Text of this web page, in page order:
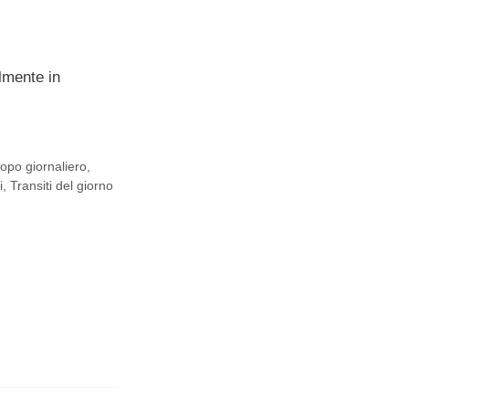
in
giornaliero
Transiti del giorno